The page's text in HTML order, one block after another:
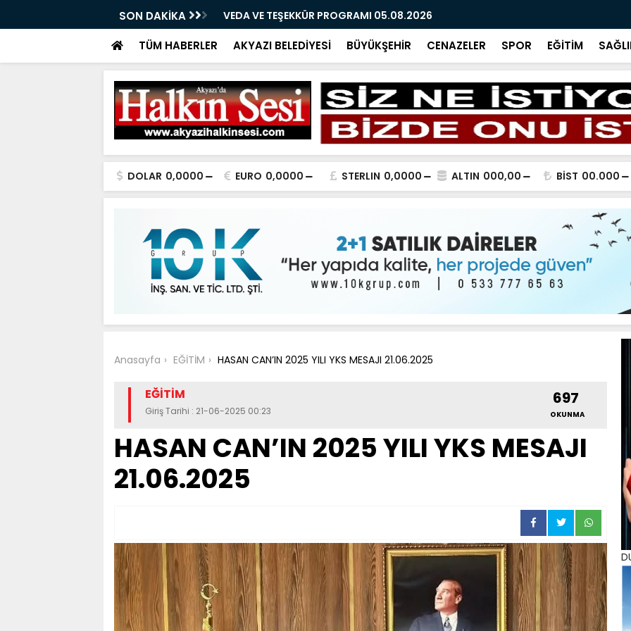
SON DAKİKA VEDA VE TEŞEKKÜR PROGRAMI 05.08.2026
TÜM HABERLER AKYAZI BELEDİYESİ BÜYÜKŞEHİR CENAZELER SPOR EĞİTİM
DOLAR 0,0000 EURO 0,0000 STERLIN 0,0000 ALTIN 000,00 BİST 00.000
Anasayfa EĞİTİM HASAN CAN’IN 2025 YILI YKS MESAJI 21.06.2025
EĞİTİM
Giriş Tarihi : 21-06-2025 00:23
697
OKUNMA
HASAN CAN’IN 2025 YILI YKS MESAJI
21.06.2025